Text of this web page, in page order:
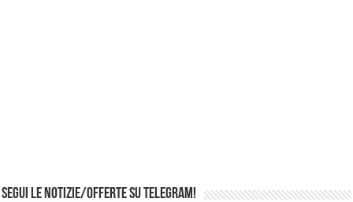
Segui le notizie/offerte su Telegram!